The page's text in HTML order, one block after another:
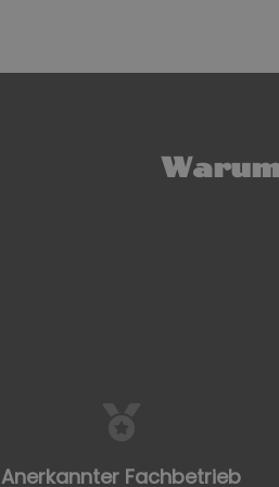
Anerkannter Fachbetrieb